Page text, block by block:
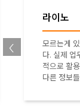
라이노
자세한 설
유익한 수
까지 함께